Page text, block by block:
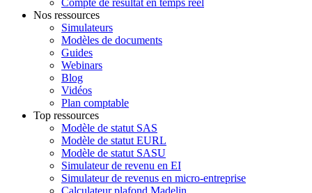
Nos ressources
Simulateurs
Modèles de documents
Guides
Webinars
Blog
Vidéos
Plan comptable
Top ressources
Modèle de statut SAS
Modèle de statut EURL
Modèle de statut SASU
Simulateur de revenu en EI
Simulateur de revenus en micro-entreprise
Calculateur plafond Madelin